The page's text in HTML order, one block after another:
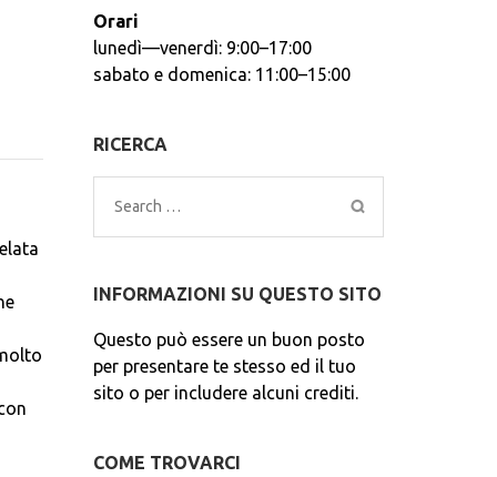
Orari
lunedì—venerdì: 9:00–17:00
sabato e domenica: 11:00–15:00
RICERCA
Search
for:
INFORMAZIONI SU QUESTO SITO
Questo può essere un buon posto
per presentare te stesso ed il tuo
sito o per includere alcuni crediti.
COME TROVARCI